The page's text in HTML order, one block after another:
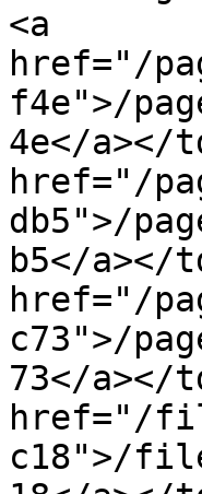
<a
href="/
f4e">/
4e</a></
href="/
db5">/
b5</a></
href="/
c73">/
73</a></
href="/
c18">/